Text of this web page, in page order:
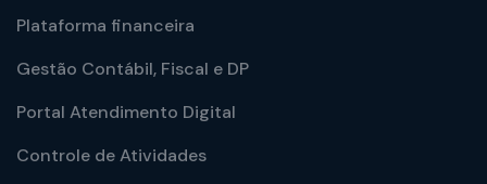
Plataforma financeira
Gestão Contábil, Fiscal e DP
Portal Atendimento Digital
Controle de Atividades